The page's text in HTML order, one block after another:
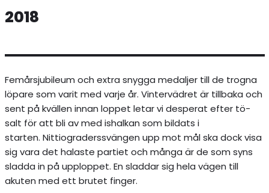
2018
Femårsjubileum och extra snygga medaljer till de trogna
löpare som varit med varje år. Vintervädret är tillbaka och
sent på kvällen innan loppet letar vi desperat efter tö-
salt för att bli av med ishalkan som bildats i
starten. Nittiograderssvängen upp mot mål ska dock visa
sig vara det halaste partiet och många är de som syns
sladda in på upploppet. En sladdar sig hela vägen till
akuten med ett brutet finger.